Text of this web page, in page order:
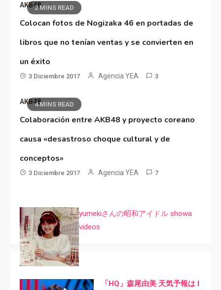
2 MINS READ
AKB48
Colocan fotos de Nogizaka 46 en portadas de
libros que no tenían ventas y se convierten en
un éxito
3 Diciembre 2017 Agencia YEA 3
4 MINS READ
AKB48
Colaboración entre AKB48 y proyecto coreano
causa «desastroso choque cultural y de
conceptos»
3 Diciembre 2017 Agencia YEA 7
yumekiさんの昭和アイドル showa
videos
「HQ」森尾由美 天気予報は I